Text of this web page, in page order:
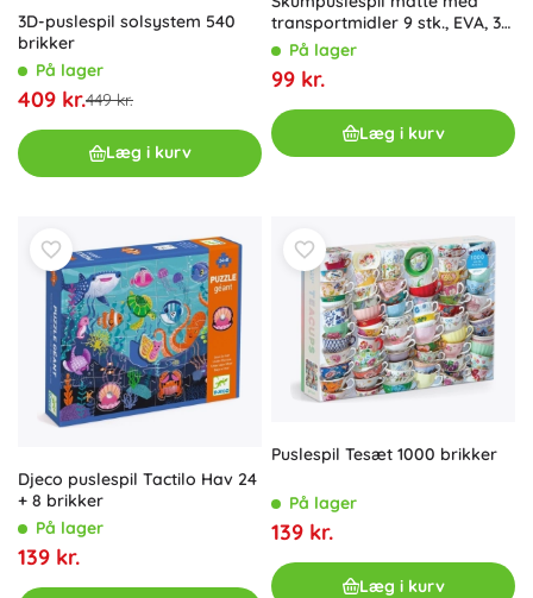
3D-puslespil solsystem 540
brikker
På lager
409 kr.449 kr.
Læg i kurv
transportmidler 9 stk., EVA, 3D
byg for børn 10 m+
På lager
99 kr.
Læg i kurv
Djeco puslespil Tactilo Hav 24
+ 8 brikker
På lager
139 kr.
Puslespil Tesæt 1000 brikker
På lager
139 kr.
Læg i kurv